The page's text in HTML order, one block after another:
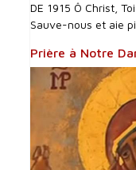
DE 1915 Ô Christ,
Sauve-nous et aie
Prière à Notre